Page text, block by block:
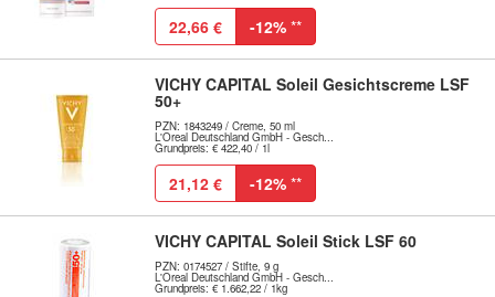
22,66 € -12% **
VICHY CAPITAL Soleil Gesichtscreme LSF
50+
PZN: 1843249 / Creme, 50 ml
L'Oreal Deutschland GmbH - Gesch...
Grundpreis: € 422,40 / 1l
21,12 € -12% **
VICHY CAPITAL Soleil Stick LSF 60
PZN: 0174527 / Stifte, 9 g
L'Oreal Deutschland GmbH - Gesch...
Grundpreis: € 1.662,22 / 1kg